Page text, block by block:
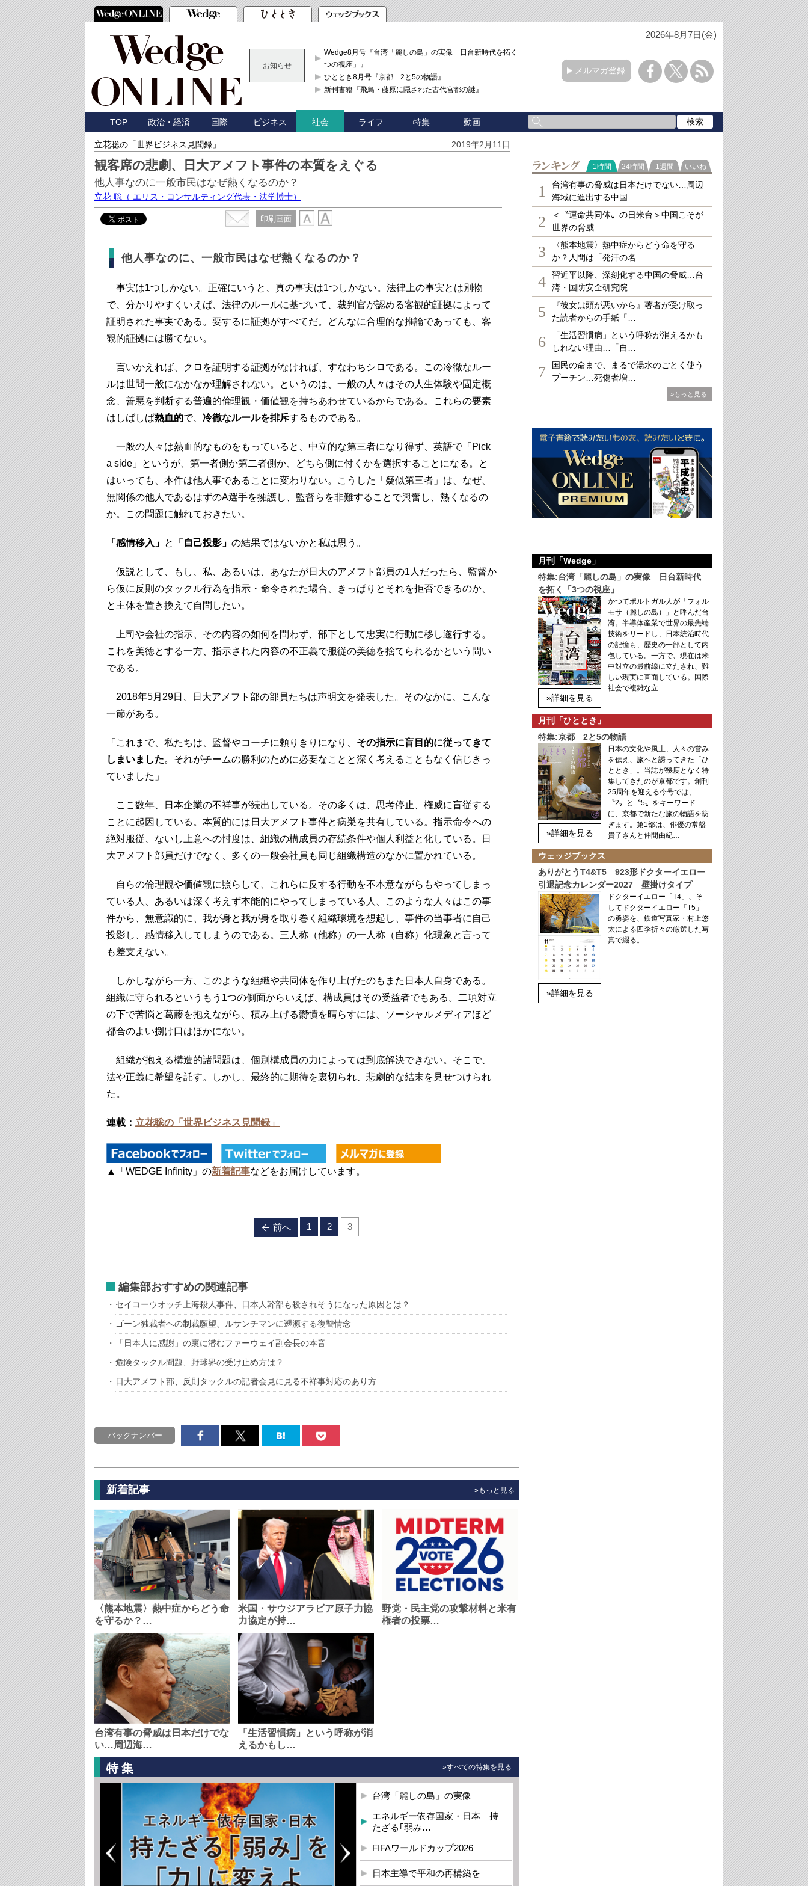
2026年8月7日(金)
お知らせ
Wedge8月号『台湾「麗しの島」の実像 日台新時代を拓く「3
つの視座」』
ひととき8月号『京都 2と5の物語』
新刊書籍『飛鳥・藤原に隠された古代宮都の謎』
メルマガ登録
TOP 政治・経済 国際 ビジネス 社会 ライフ 特集 動画
立花聡の「世界ビジネス見聞録」 2019年2月11日
観客席の悲劇、日大アメフト事件の本質をえぐる
他人事なのに一般市民はなぜ熱くなるのか？
立花 聡 （ エリス・コンサルティング代表・法学博士）
印刷画面
他人事なのに、一般市民はなぜ熱くなるのか？
事実は1つしかない。正確にいうと、真の事実は1つしかない。法律上の事実とは別物
で、分かりやすくいえば、法律のルールに基づいて、裁判官が認める客観的証拠によって
証明された事実である。要するに証拠がすべてだ。どんなに合理的な推論であっても、客
観的証拠には勝てない。
言いかえれば、クロを証明する証拠がなければ、すなわちシロである。この冷徹なルー
ルは世間一般になかなか理解されない。というのは、一般の人々はその人生体験や固定概
念、善悪を判断する普遍的倫理観・価値観を持ちあわせているからである。これらの要素
はしばしば熱血的で、 冷徹なルールを排斥するものである。
一般の人々は熱血的なものをもっていると、中立的な第三者になり得ず、英語で「Pick
a side」というが、第一者側か第二者側か、どちら側に付くかを選択することになる。と
はいっても、本件は他人事であることに変わりない。こうした「疑似第三者」は、なぜ、
無関係の他人であるはずのA選手を擁護し、監督らを非難することで興奮し、熱くなるの
か。この問題に触れておきたい。
「感情移入」 と 「自己投影」 の結果ではないかと私は思う。
仮説として、もし、私、あるいは、あなたが日大のアメフト部員の1人だったら、監督か
ら仮に反則のタックル行為を指示・命令された場合、きっぱりとそれを拒否できるのか、
と主体を置き換えて自問したい。
上司や会社の指示、その内容の如何を問わず、部下として忠実に行動に移し遂行する。
これを美徳とする一方、指示された内容の不正義で服従の美徳を捨てられるかという問い
である。
2018年5月29日、日大アメフト部の部員たちは声明文を発表した。そのなかに、こんな
一節がある。
「これまで、私たちは、監督やコーチに頼りきりになり、 その指示に盲目的に従ってきて
しまいました。それがチームの勝利のために必要なことと深く考えることもなく信じきっ
ていました」
ここ数年、日本企業の不祥事が続出している。その多くは、思考停止、権威に盲従する
ことに起因している。本質的には日大アメフト事件と病巣を共有している。指示命令への
絶対服従、ないし上意への忖度は、組織の構成員の存続条件や個人利益と化している。日
大アメフト部員だけでなく、多くの一般会社員も同じ組織構造のなかに置かれている。
自らの倫理観や価値観に照らして、これらに反する行動を不本意ながらもやってしまっ
ている人、あるいは深く考えず本能的にやってしまっている人、このような人々はこの事
件から、無意識的に、我が身と我が身を取り巻く組織環境を想起し、事件の当事者に自己
投影し、感情移入してしまうのである。三人称（他称）の一人称（自称）化現象と言って
も差支えない。
しかしながら一方、このような組織や共同体を作り上げたのもまた日本人自身である。
組織に守られるというもう1つの側面からいえば、構成員はその受益者でもある。二項対立
の下で苦悩と葛藤を抱えながら、積み上げる欝憤を晴らすには、ソーシャルメディアほど
都合のよい捌け口はほかにない。
組織が抱える構造的諸問題は、個別構成員の力によっては到底解決できない。そこで、
法や正義に希望を託す。しかし、最終的に期待を裏切られ、悲劇的な結末を見せつけられ
た。
連載： 立花聡の「世界ビジネス見聞録」
▲「WEDGE Infinity」の新着記事などをお届けしています。
前へ 1 2 3
編集部おすすめの関連記事
セイコーウオッチ上海殺人事件、日本人幹部も殺されそうになった原因とは？
ゴーン独裁者への制裁願望、ルサンチマンに遡源する復讐情念
「日本人に感謝」の裏に潜むファーウェイ副会長の本音
危険タックル問題、野球界の受け止め方は？
日大アメフト部、反則タックルの記者会見に見る不祥事対応のあり方
バックナンバー
新着記事 »もっと見る
〈熊本地震〉熱中症からどう命
を守るか？…
米国・サウジアラビア原子力協
力協定が持…
野党・民主党の攻撃材料と米有
権者の投票…
台湾有事の脅威は日本だけでな
い…周辺海…
「生活習慣病」という呼称が消
えるかもし…
特集 »すべての特集を見る
台湾「麗しの島」の実像
エネルギー依存国家・日本 持
たざる｢弱み…
FIFAワールドカップ2026
日本主導で平和の再構築を
ランキング
1時間 24時間 1週間 いいね
1
台湾有事の脅威は日本だけでない…周辺
海域に進出する中国…
2
＜〝運命共同体〟の日米台＞中国こそが
世界の脅威....…
3
〈熊本地震〉熱中症からどう命を守る
か？人間は「発汗の名…
4
習近平以降、深刻化する中国の脅威…台
湾・国防安全研究院…
5
『彼女は頭が悪いから』著者が受け取っ
た読者からの手紙「…
6
「生活習慣病」という呼称が消えるかも
しれない理由…「自…
7
国民の命まで、まるで湯水のごとく使う
プーチン…死傷者増…
»もっと見る
月刊「Wedge」
特集:台湾「麗しの島」の実像 日台新時代
を拓く「3つの視座」
»詳細を見る
かつてポルトガル人が「フォル
モサ（麗しの島）」と呼んだ台
湾。半導体産業で世界の最先端
技術をリードし、日本統治時代
の記憶も、歴史の一部として内
包している。一方で、現在は米
中対立の最前線に立たされ、難
しい現実に直面している。国際
社会で複雑な立…
月刊「ひととき」
特集:京都 2と5の物語
»詳細を見る
日本の文化や風土、人々の営み
を伝え、旅へと誘ってきた「ひ
ととき」。当誌が幾度となく特
集してきたのが京都です。創刊
25周年を迎える今号では、
〝2〟と〝5〟をキーワード
に、京都で新たな旅の物語を紡
ぎます。第1部は、俳優の常盤
貴子さんと仲間由紀…
ウェッジブックス
ありがとうT4&T5 923形ドクターイエロー
引退記念カレンダー2027 壁掛けタイプ
»詳細を見る
ドクターイエロー「T4」、そ
してドクターイエロー「T5」
の勇姿を、鉄道写真家・村上悠
太による四季折々の厳選した写
真で綴る。